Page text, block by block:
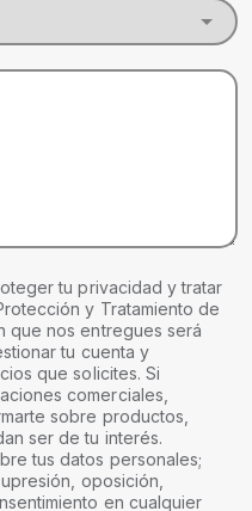
tu privacidad y tratar
y Tratamiento de
que nos entregues será
tu cuenta y
que solicites. Si
comerciales,
sobre productos,
ser de tu interés.
tus datos personales;
oposición,
en cualquier